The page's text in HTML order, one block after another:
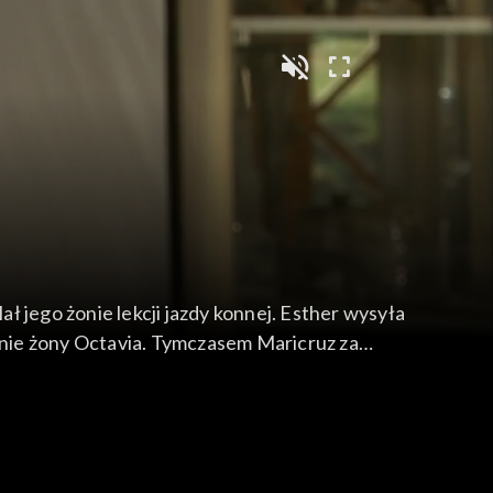
jego żonie lekcji jazdy konnej. Esther wysyła
żony Octavia. Tymczasem Maricruz za
której chłopak zostaje postrzelony. Maricruz